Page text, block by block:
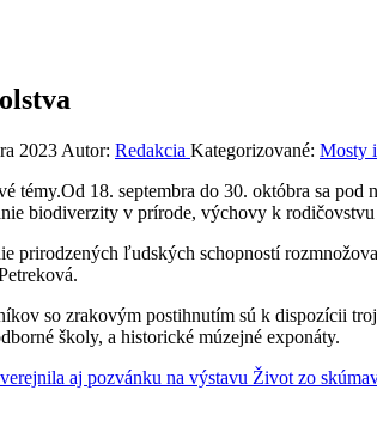
2023 Autor: Redakcia Kategorizované: Mosty
18. septembra do 30. októbra sa
biodiverzity v prírode, výchovy k
prirodzených ľudských schopností
so zrakovým postihnutím sú k dispozícii
školy, a historické múzejné exponáty.
aj pozvánku na výstavu Život zo